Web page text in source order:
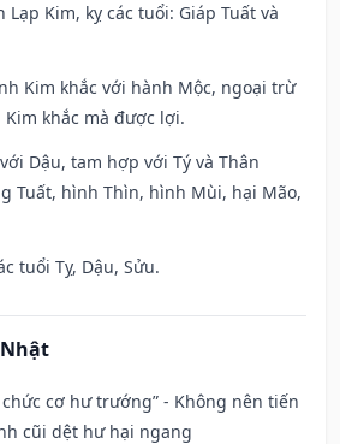
Lạp Kim, kỵ các tuổi: Giáp Tuất và
Kim khắc với hành Mộc, ngoại trừ
khắc mà được lợi.
Dậu, tam hợp với Tý và Thân
Tuất, hình Thìn, hình Mùi, hại Mão,
tuổi Tỵ, Dậu, Sửu.
chức cơ hư trướng” - Không nên tiến
cũi dệt hư hại ngang